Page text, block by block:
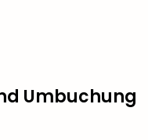
Umbuchung